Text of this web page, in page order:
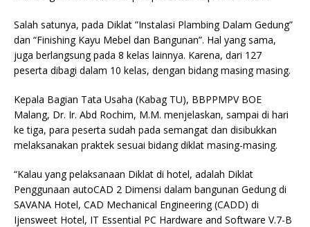
Salah satunya, pada Diklat ”Instalasi Plambing Dalam Gedung”
dan “Finishing Kayu Mebel dan Bangunan”. Hal yang sama,
juga berlangsung pada 8 kelas lainnya. Karena, dari 127
peserta dibagi dalam 10 kelas, dengan bidang masing masing.
Kepala Bagian Tata Usaha (Kabag TU), BBPPMPV BOE
Malang, Dr. Ir. Abd Rochim, M.M. menjelaskan, sampai di hari
ke tiga, para peserta sudah pada semangat dan disibukkan
melaksanakan praktek sesuai bidang diklat masing-masing.
“Kalau yang pelaksanaan Diklat di hotel, adalah Diklat
Penggunaan autoCAD 2 Dimensi dalam bangunan Gedung di
SAVANA Hotel, CAD Mechanical Engineering (CADD) di
Ijensweet Hotel, IT Essential PC Hardware and Software V.7-B